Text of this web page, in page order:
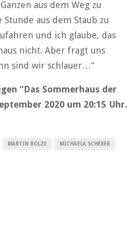
aus dem Weg zu
aus dem Staub zu
und ich glaube, das
nicht. Aber fragt uns
sind wir schlauer…“
“Das Sommerhaus der
2020 um 20:15 Uhr.
MARTIN BOLZE MICHAELA SCHERER